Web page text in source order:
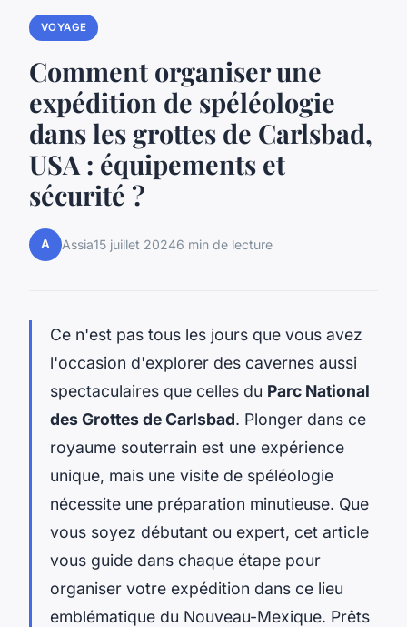
VOYAGE
Comment organiser une
expédition de spéléologie
dans les grottes de Carlsbad,
USA : équipements et
sécurité ?
A Assia15 juillet 20246 min de lecture
Ce n'est pas tous les jours que vous avez
l'occasion d'explorer des cavernes aussi
spectaculaires que celles du Parc National
des Grottes de Carlsbad. Plonger dans ce
royaume souterrain est une expérience
unique, mais une visite de spéléologie
nécessite une préparation minutieuse. Que
vous soyez débutant ou expert, cet article
vous guide dans chaque étape pour
organiser votre expédition dans ce lieu
emblématique du Nouveau-Mexique. Prêts